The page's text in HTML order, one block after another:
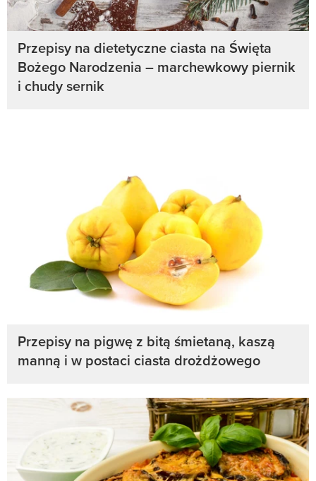
Przepisy na dietetyczne ciasta na Święta
Bożego Narodzenia – marchewkowy piernik
i chudy sernik
Przepisy na pigwę z bitą śmietaną, kaszą
manną i w postaci ciasta drożdżowego